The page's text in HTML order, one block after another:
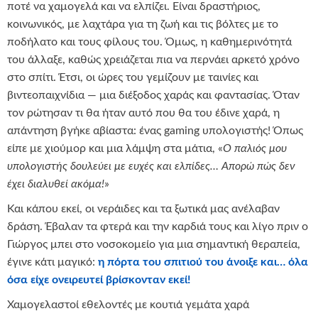
ποτέ να χαμογελά και να ελπίζει. Είναι δραστήριος,
κοινωνικός, με λαχτάρα για τη ζωή και τις βόλτες με το
ποδήλατο και τους φίλους του. Όμως, η καθημερινότητά
του άλλαξε, καθώς χρειάζεται πια να περνάει αρκετό χρόνο
στο σπίτι. Έτσι, οι ώρες του γεμίζουν με ταινίες και
βιντεοπαιχνίδια — μια διέξοδος χαράς και φαντασίας. Όταν
τον ρώτησαν τι θα ήταν αυτό που θα του έδινε χαρά, η
απάντηση βγήκε αβίαστα: ένας gaming υπολογιστής! Όπως
είπε με χιούμορ και μια λάμψη στα μάτια, «Ο παλιός μου
υπολογιστής δουλεύει με ευχές και ελπίδες… Απορώ πώς δεν
έχει διαλυθεί ακόμα!»
Και κάπου εκεί, οι νεράιδες και τα ξωτικά μας ανέλαβαν
δράση. Έβαλαν τα φτερά και την καρδιά τους και λίγο πριν ο
Γιώργος μπει στο νοσοκομείο για μια σημαντική θεραπεία,
έγινε κάτι μαγικό: η πόρτα του σπιτιού του άνοιξε και… όλα
όσα είχε ονειρευτεί βρίσκονταν εκεί!
Χαμογελαστοί εθελοντές με κουτιά γεμάτα χαρά